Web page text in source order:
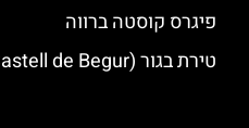
פיגרס קוסטה ברווה
טירת בגור (Castell de Begur) בקוסטה ברווה